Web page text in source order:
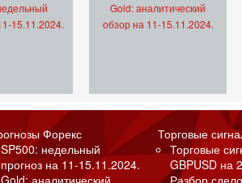
15.11.2024.
Gold: аналитический
обзор на 11-15.11.2024.
Форекс
SP500: недельный
прогноз на 11-15.11.2024.
Торговые
Торговые
GBPUSD на